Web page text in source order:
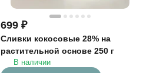
699 ₽
Сливки кокосовые 28% на
растительной основе 250 г
В наличии